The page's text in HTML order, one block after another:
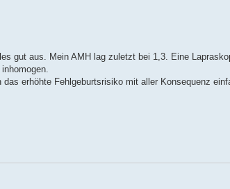
gut aus. Mein AMH lag zuletzt bei 1,3. Eine
erhöhte Fehlgeburtsrisiko mit aller Konsequenz